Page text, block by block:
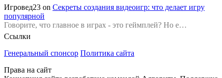
Игровед23 on Секреты создания видеоигр: что делает игру
популярной
Говорите, что главное в играх - это геймплей? Но е…
Ссылки
Генеральный спонсор Политика сайта
Права на сайт